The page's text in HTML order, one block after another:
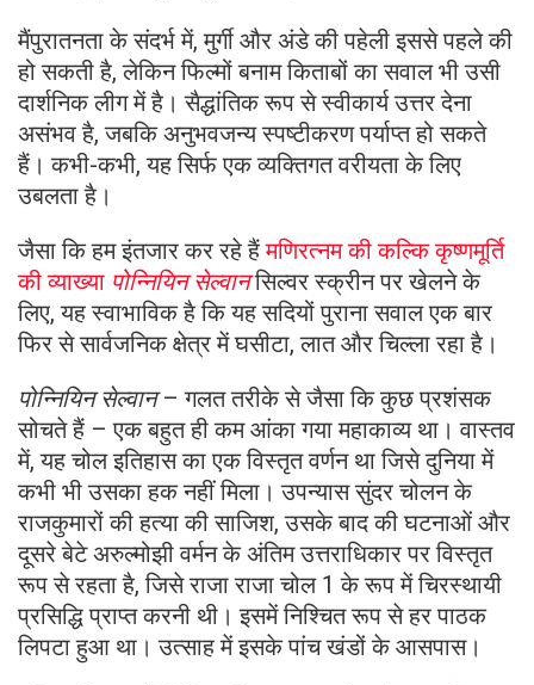
मैंपुरातनता के संदर्भ में, मुर्गी और अंडे की पहेली इससे पहले की
हो सकती है, लेकिन फिल्मों बनाम किताबों का सवाल भी उसी
दार्शनिक लीग में है। सैद्धांतिक रूप से स्वीकार्य उत्तर देना
असंभव है, जबकि अनुभवजन्य स्पष्टीकरण पर्याप्त हो सकते
हैं। कभी-कभी, यह सिर्फ एक व्यक्तिगत वरीयता के लिए
उबलता है।
जैसा कि हम इंतजार कर रहे हैंमणिरत्नम की कल्कि कृष्णमूर्ति
की व्याख्या पोन्नियिन सेल्वानसिल्वर स्क्रीन पर खेलने के
लिए, यह स्वाभाविक है कि यह सदियों पुराना सवाल एक बार
फिर से सार्वजनिक क्षेत्र में घसीटा, लात और चिल्ला रहा है।
पोन्नियिन सेल्वान– गलत तरीके से जैसा कि कुछ प्रशंसक
सोचते हैं – एक बहुत ही कम आंका गया महाकाव्य था। वास्तव
में, यह चोल इतिहास का एक विस्तृत वर्णन था जिसे दुनिया में
कभी भी उसका हक नहीं मिला। उपन्यास सुंदर चोलन के
राजकुमारों की हत्या की साजिश, उसके बाद की घटनाओं और
दूसरे बेटे अरुल्मोझी वर्मन के अंतिम उत्तराधिकार पर विस्तृत
रूप से रहता है, जिसे राजा राजा चोल 1 के रूप में चिरस्थायी
प्रसिद्धि प्राप्त करनी थी। इसमें निश्चित रूप से हर पाठक
लिपटा हुआ था। उत्साह में इसके पांच खंडों के आसपास।